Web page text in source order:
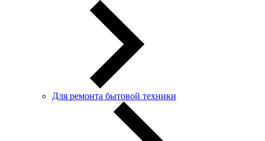
Для ремонта бытовой техники